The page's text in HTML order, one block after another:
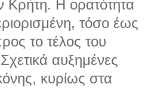
Κρήτη. Η ορατότητα
τόσο έως
το τέλος του
αυξημένες
κυρίως στα